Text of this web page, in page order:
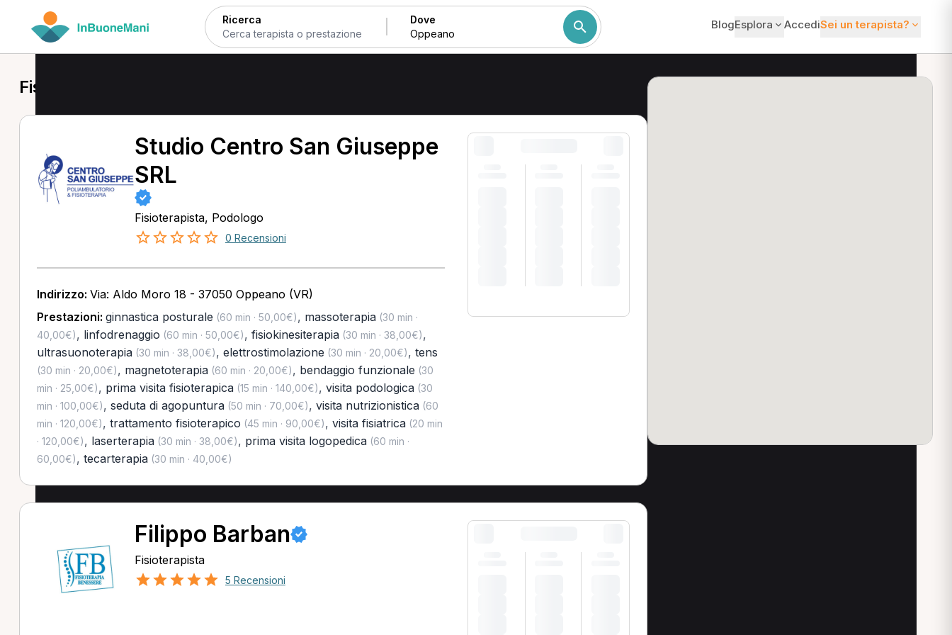
Ricerca Dove BlogEsplora AccediSei un terapista?
Fisioterapista a Oppeano
Studio Centro San Giuseppe
SRL
Fisioterapista, Podologo
0 Recensioni
Indirizzo: Via: Aldo Moro 18 - 37050 Oppeano (VR)
Prestazioni: ginnastica posturale (60 min · 50,00€), massoterapia(30 min ·
40,00€), linfodrenaggio (60 min · 50,00€), fisiokinesiterapia(30 min · 38,00€),
ultrasuonoterapia(30 min · 38,00€), elettrostimolazione (30 min · 20,00€), tens
(30 min · 20,00€), magnetoterapia(60 min · 20,00€), bendaggio funzionale (30
min · 25,00€), prima visita fisioterapica(15 min · 140,00€), visita podologica(30
min · 100,00€), seduta di agopuntura(50 min · 70,00€), visita nutrizionistica(60
min · 120,00€), trattamento fisioterapico (45 min · 90,00€), visita fisiatrica(20 min
· 120,00€), laserterapia(30 min · 38,00€), prima visita logopedica(60 min ·
60,00€), tecarterapia(30 min · 40,00€)
Filippo Barban
Fisioterapista
5 Recensioni